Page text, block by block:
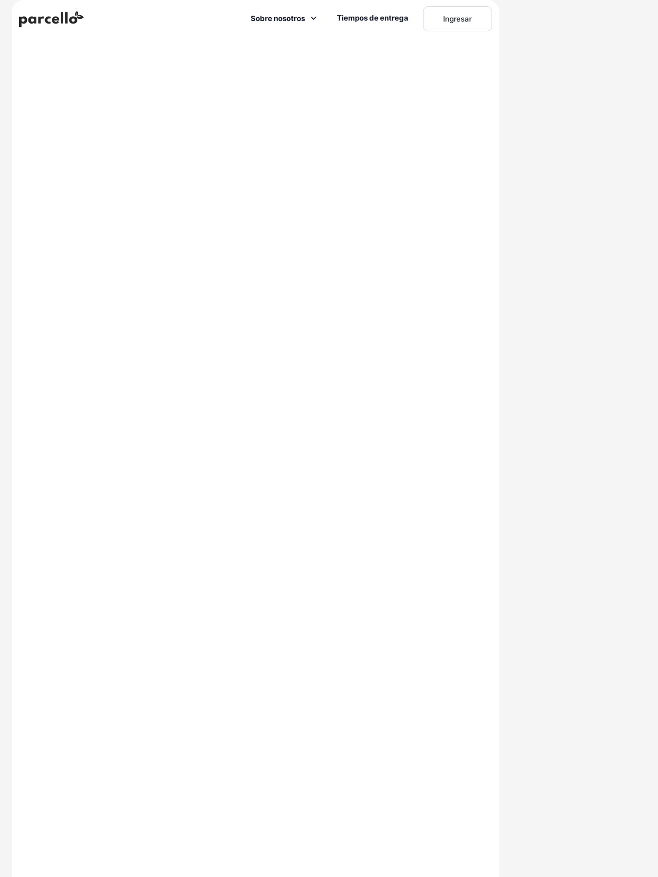
Sobre nosotros Tiempos de entrega Ingresar